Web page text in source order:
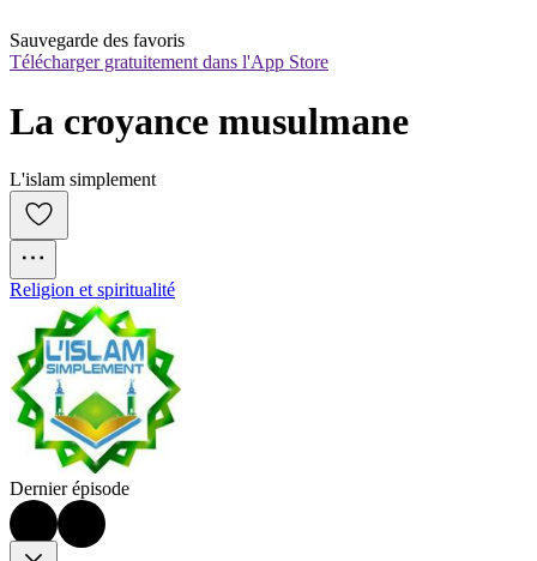
Sauvegarde des favoris
Télécharger gratuitement dans l'App Store
La croyance musulmane
L'islam simplement
Religion et spiritualité
Dernier épisode